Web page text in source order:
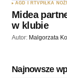
AGD I RTV PIŁKA
Midea
w klubie
Autor: Malgorzata
Najnowsze